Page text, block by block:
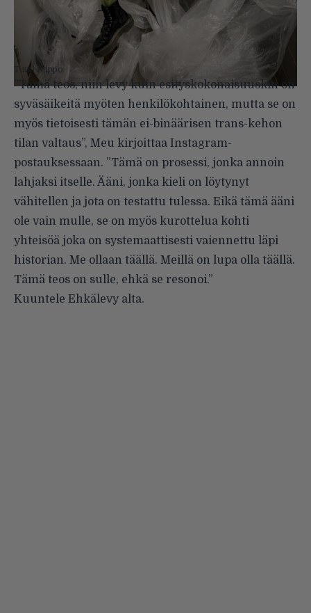
Tuuti Piippo
”Tämä teos, niin levy kuin esityskokonaisuuskin on
syväsäikeitä myöten henkilökohtainen, mutta se on
myös tietoisesti tämän ei-binäärisen trans-kehon
tilan valtaus”, Meu kirjoittaa Instagram-
postauksessaan. ”Tämä on prosessi, jonka annoin
lahjaksi itselle. Ääni, jonka kieli on löytynyt
vähitellen ja jota on testattu tulessa. Eikä tämä ääni
ole vain mulle, se on myös kurottelua kohti
yhteisöä joka on systemaattisesti vaiennettu läpi
historian. Me ollaan täällä. Meillä on lupa olla täällä.
Tämä teos on sulle, ehkä se resonoi.”
Kuuntele Ehkälevy alta.